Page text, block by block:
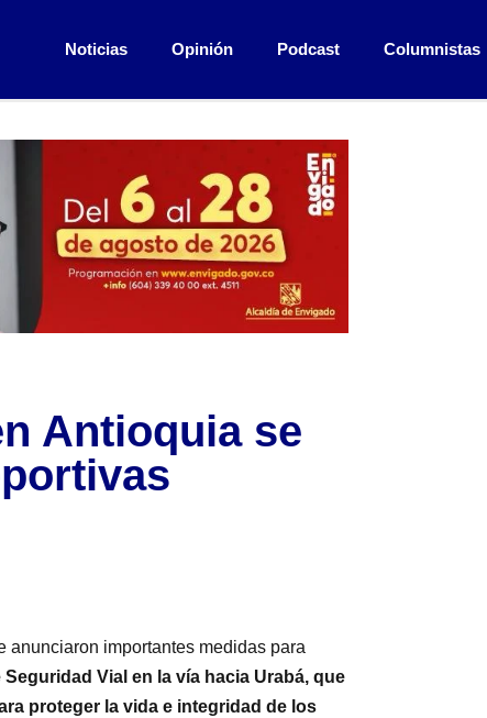
Noticias Opinión Podcast Columnistas
Antioquia se
anunciaron importantes medidas para
Vial en la vía hacia Urabá, que
proteger la vida e integridad de los